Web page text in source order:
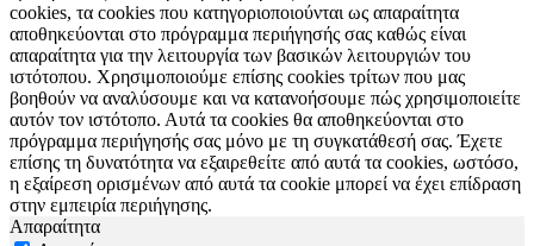
cookies, τα cookies που κατηγοριοποιούνται ως απαραίτητα
αποθηκεύονται στο πρόγραμμα περιήγησής σας καθώς είναι
απαραίτητα για την λειτουργία των βασικών λειτουργιών του
ιστότοπου. Χρησιμοποιούμε επίσης cookies τρίτων που μας
βοηθούν να αναλύσουμε και να κατανοήσουμε πώς χρησιμοποιείτε
αυτόν τον ιστότοπο. Αυτά τα cookies θα αποθηκεύονται στο
πρόγραμμα περιήγησής σας μόνο με τη συγκατάθεσή σας. Έχετε
επίσης τη δυνατότητα να εξαιρεθείτε από αυτά τα cookies, ωστόσο,
η εξαίρεση ορισμένων από αυτά τα cookie μπορεί να έχει επίδραση
στην εμπειρία περιήγησης.
Απαραίτητα